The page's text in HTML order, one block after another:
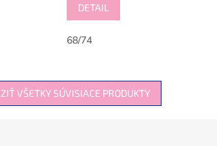
DETAIL
68/74
VŠETKY SÚVISIACE PRODUKTY